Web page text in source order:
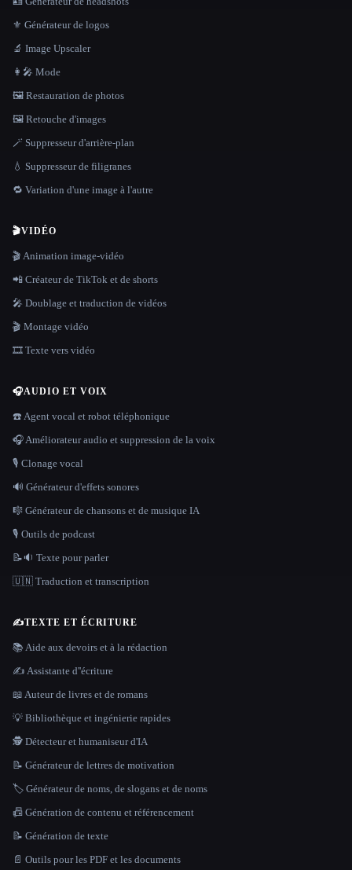
⚜️ Générateur de logos
🔬 Image Upscaler
👩‍🎤 Mode
🖼️ Restauration de photos
🖼️ Retouche d'images
🪄 Suppresseur d'arrière-plan
💧 Suppresseur de filigranes
🔁 Variation d'une image à l'autre
🎬VIDÉO
🎬 Animation image-vidéo
📲 Créateur de TikTok et de shorts
🎤 Doublage et traduction de vidéos
🎬 Montage vidéo
🎞️ Texte vers vidéo
🎧AUDIO ET VOIX
☎️ Agent vocal et robot téléphonique
🎧 Améliorateur audio et suppression de la voix
🎙️ Clonage vocal
🔊 Générateur d'effets sonores
🎼 Générateur de chansons et de musique IA
🎙️ Outils de podcast
📝🔉 Texte pour parler
🇺🇳 Traduction et transcription
✍️TEXTE ET ÉCRITURE
📚 Aide aux devoirs et à la rédaction
✍️ Assistante d''écriture
📖 Auteur de livres et de romans
💡 Bibliothèque et ingénierie rapides
🕵️ Détecteur et humaniseur d'IA
📝 Générateur de lettres de motivation
🏷️ Générateur de noms, de slogans et de noms
📠 Génération de contenu et référencement
📝 Génération de texte
📄 Outils pour les PDF et les documents